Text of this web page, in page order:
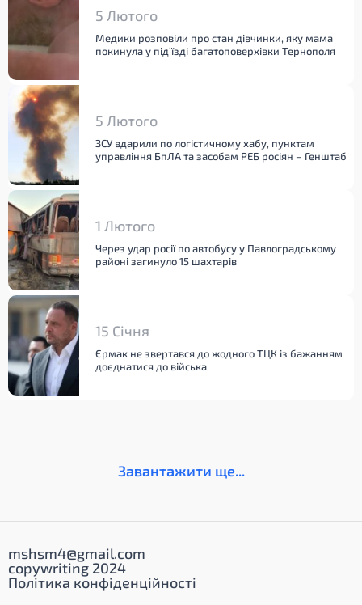
5 Лютого
Медики розповіли про стан дівчинки, яку мама
покинула у під’їзді багатоповерхівки Тернополя
5 Лютого
ЗСУ вдарили по логістичному хабу, пунктам
управління БпЛА та засобам РЕБ росіян – Генштаб
1 Лютого
Через удар росії по автобусу у Павлоградському
районі загинуло 15 шахтарів
15 Січня
Єрмак не звертався до жодного ТЦК із бажанням
доєднатися до війська
Завантажити ще...
mshsm4@gmail.com
copywriting 2024
Політика конфіденційності